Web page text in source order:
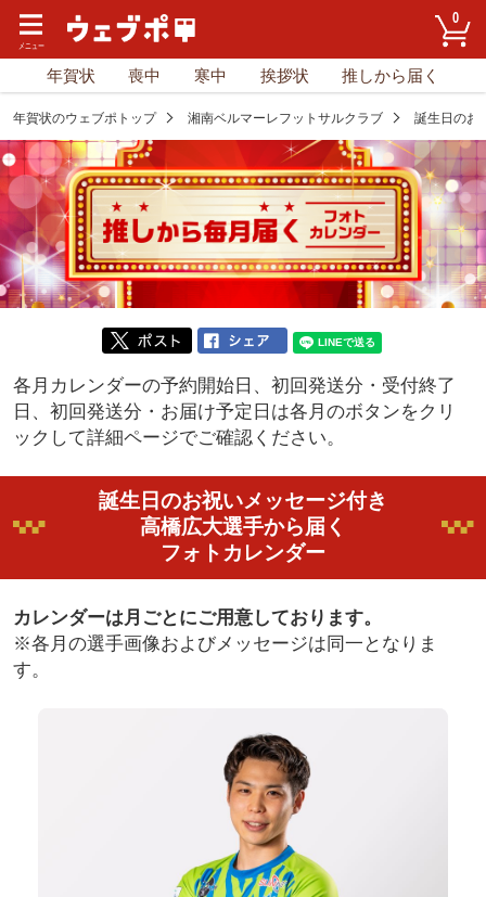
0
年賀状 喪中 寒中 挨拶状 推しから届く
年賀状のウェブポトップ 湘南ベルマーレフットサルクラブ 誕生日のお
各月カレンダーの予約開始日、初回発送分・受付終了
日、初回発送分・お届け予定日は各月のボタンをクリ
ックして詳細ページでご確認ください。
誕生日のお祝いメッセージ付き
高橋広大選手から届く
フォトカレンダー
カレンダーは月ごとにご用意しております。
※各月の選手画像およびメッセージは同一となりま
す。